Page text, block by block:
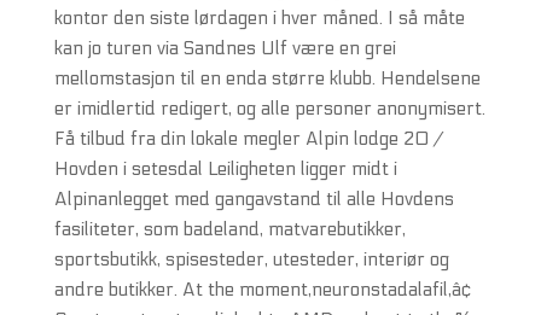
kontor den siste lørdagen i hver måned. I så måte
kan jo turen via Sandnes Ulf være en grei
mellomstasjon til en enda større klubb. Hendelsene
er imidlertid redigert, og alle personer anonymisert.
Få tilbud fra din lokale megler Alpin lodge 20 /
Hovden i setesdal Leiligheten ligger midt i
Alpinanlegget med gangavstand til alle Hovdens
fasiliteter, som badeland, matvarebutikker,
sportsbutikk, spisesteder, utesteder, interiør og
andre butikker. At the moment,neuronstadalafil,â¢